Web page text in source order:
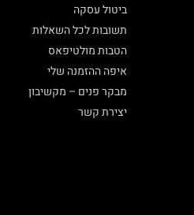
ביטול עסקה
תשובות לכל השאלות
הטבות מולטיפאס
איפה ההזמנה שלי
מבקר פנים – מקשיבון
יצירת קשר